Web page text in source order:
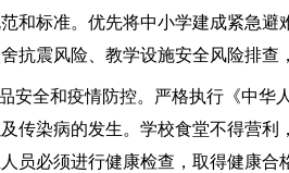
和标准。优先将中小学建成紧急
抗震风险、教学设施安全风险排查
全和疫情防控。严格执行《中华
传染病的发生。学校食堂不得营利
员必须进行健康检查，取得健康